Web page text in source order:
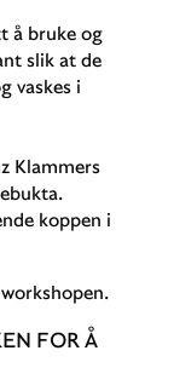
å bruke og
slik at de
vaskes i
Klammers
koppen i
FOR Å